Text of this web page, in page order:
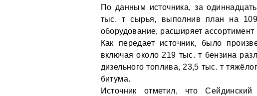
По данным источника, за
тыс. т сырья, выполнив план на
оборудование, расширяет ассортимент
Как передает источник, было
включая около 219 тыс. т бензина
дизельного топлива, 23,5 тыс. т
битума.
Источник отметил, что